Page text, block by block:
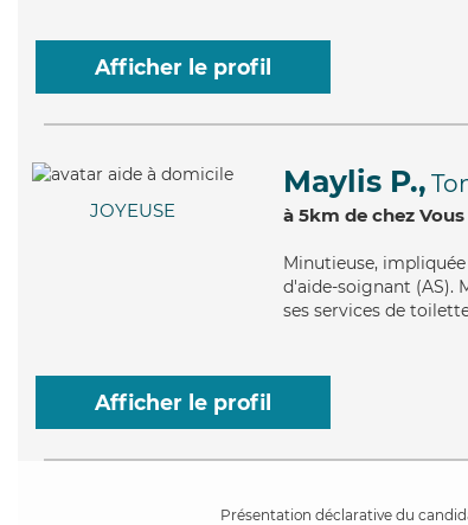
Afficher le profil
JOYEUSE
Maylis P.,
à 5km de chez Vous
Minutieuse,
d'aide-soignant (AS).
ses services de
Afficher le profil
Présentation déclarative du